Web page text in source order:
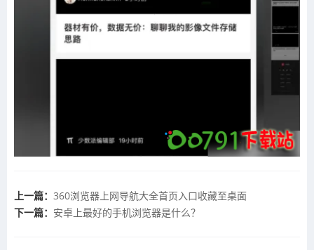
上一篇： 360浏览器上网导航大全首页入口收藏至桌面
下一篇： 安卓上最好的手机浏览器是什么？